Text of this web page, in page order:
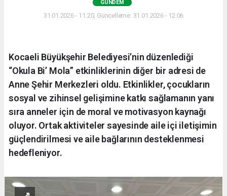
GÜNDEM
31.01.2026 - 11:20, Güncelleme: 31.01.2026 - 12:06
Kocaeli Büyükşehir Belediyesi’nin düzenlediği
“Okula Bi’ Mola” etkinliklerinin diğer bir adresi de
Anne Şehir Merkezleri oldu. Etkinlikler, çocukların
sosyal ve zihinsel gelişimine katkı sağlamanın yanı
sıra anneler için de moral ve motivasyon kaynağı
oluyor. Ortak aktiviteler sayesinde aile içi iletişimin
güçlendirilmesi ve aile bağlarının desteklenmesi
hedefleniyor.